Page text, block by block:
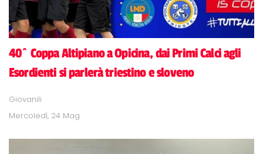
40^ Coppa Altipiano a Opicina, dai Primi Calci agli
Esordienti si parlerà triestino e sloveno
Giovanili
Mercoledì, 24 Mag